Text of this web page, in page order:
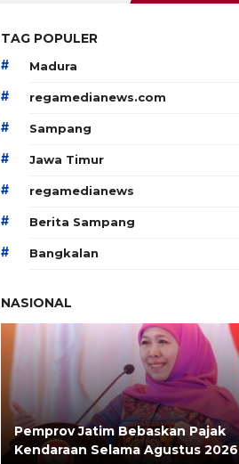
TAG POPULER
# Madura
# regamedianews.com
# Sampang
# Jawa Timur
# regamedianews
# Berita Sampang
# Bangkalan
NASIONAL
Pemprov Jatim Bebaskan Pajak
Kendaraan Selama Agustus 2026